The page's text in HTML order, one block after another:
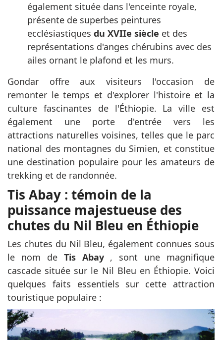
également située dans l'enceinte royale,
présente de superbes peintures
ecclésiastiques du XVIIe siècle et des
représentations d'anges chérubins avec des
ailes ornant le plafond et les murs.
Gondar offre aux visiteurs l'occasion de
remonter le temps et d'explorer l'histoire et la
culture fascinantes de l'Éthiopie. La ville est
également une porte d'entrée vers les
attractions naturelles voisines, telles que le parc
national des montagnes du Simien, et constitue
une destination populaire pour les amateurs de
trekking et de randonnée.
Tis Abay : témoin de la
puissance majestueuse des
chutes du Nil Bleu en Éthiopie
Les chutes du Nil Bleu, également connues sous
le nom de Tis Abay , sont une magnifique
cascade située sur le Nil Bleu en Éthiopie. Voici
quelques faits essentiels sur cette attraction
touristique populaire :